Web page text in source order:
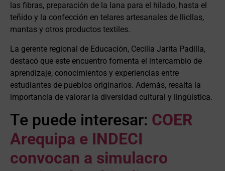
las fibras, preparación de la lana para el hilado, hasta el
teñido y la confección en telares artesanales de llicllas,
mantas y otros productos textiles.
La gerente regional de Educación, Cecilia Jarita Padilla,
destacó que este encuentro fomenta el intercambio de
aprendizaje, conocimientos y experiencias entre
estudiantes de pueblos originarios. Además, resalta la
importancia de valorar la diversidad cultural y lingüística.
Te puede interesar: COER
Arequipa e INDECI
convocan a simulacro